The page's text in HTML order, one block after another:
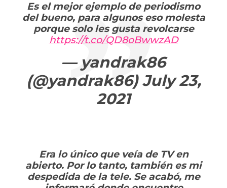
Es el mejor ejemplo de periodismo
del bueno, para algunos eso molesta
porque solo les gusta revolcarse
https://t.co/QD8oBwwzAD
— yandrak86
(@yandrak86)July 23,
2021
Era lo único que veía de TV en
abierto. Por lo tanto, también es mi
despedida de la tele. Se acabó, me